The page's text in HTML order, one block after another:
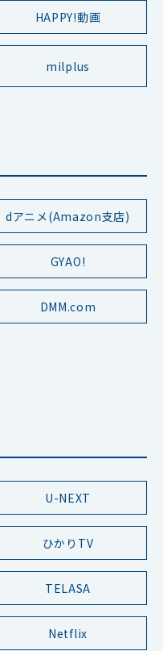
HAPPY!動画
milplus
dアニメ(Amazon支店)
GYAO!
DMM.com
U-NEXT
ひかりTV
TELASA
Netflix